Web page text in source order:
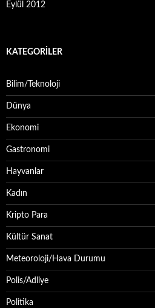
Eylül 2012
KATEGORILER
Bilim/Teknoloji
Dünya
Ekonomi
Gastronomi
Hayvanlar
Kadın
Kripto Para
Kültür Sanat
Meteoroloji/Hava Durumu
Polis/Adliye
Politika